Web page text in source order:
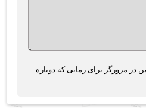
در مرورگر برای زمانی که دوباره